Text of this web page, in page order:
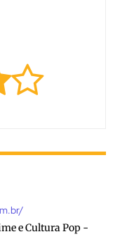
e Cultura Pop -